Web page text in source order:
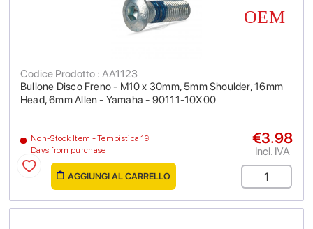
Bullone Disco Freno - M10 x 30mm, 5mm Shoulder, 16mm
Head, 6mm Allen - Yamaha - 90111-10X00
Codice Prodotto : AA1123
Non-Stock Item - Tempistica 19
Days from purchase
€3.98
Incl. IVA
AGGIUNGI AL CARRELLO